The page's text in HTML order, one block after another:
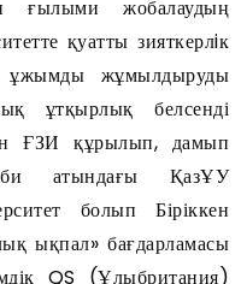
ғылыми жобалаудың
қуатты зияткерлiк
ұжымды жұмылдыруды
ұтқырлық белсенді
ҒЗИ құрылып, дамып
атындағы ҚазҰУ
болып Біріккен
ықпал» бағдарламасы
QS (Ұлыбритания)